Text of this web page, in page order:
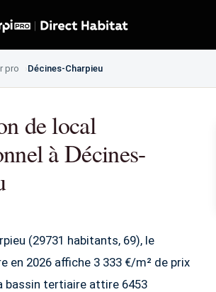
pro Décines-Charpieu
de local
à Décines-
(29731 habitants, 69), le
en 2026 affiche 3 333 €/m² de prix
bassin tertiaire attire 6453